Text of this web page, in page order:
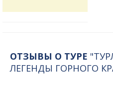
ОТЗЫВЫ О ТУРЕ
ЛЕГЕНДЫ ГОРНОГО